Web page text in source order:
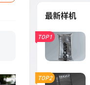
最新样机
TOP1
TOP2